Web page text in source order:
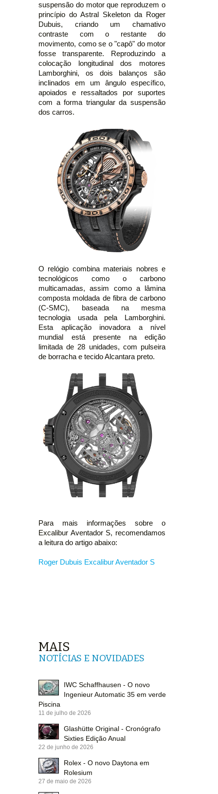
suspensão do motor que reproduzem o
princípio do Astral Skeleton da Roger
Dubuis, criando um chamativo
contraste com o restante do
movimento, como se o "capô" do motor
fosse transparente. Reproduzindo a
colocação longitudinal dos motores
Lamborghini, os dois balanços são
inclinados em um ângulo específico,
apoiados e ressaltados por suportes
com a forma triangular da suspensão
dos carros.
O relógio combina materiais nobres e
tecnológicos como o carbono
multicamadas, assim como a lâmina
composta moldada de fibra de carbono
(C-SMC), baseada na mesma
tecnologia usada pela Lamborghini.
Esta aplicação inovadora a nível
mundial está presente na edição
limitada de 28 unidades, com pulseira
de borracha e tecido Alcantara preto.
Para mais informações sobre o
Excalibur Aventador S, recomendamos
a leitura do artigo abaixo:
Roger Dubuis Excalibur Aventador S
MAIS
NOTÍCIAS E NOVIDADES
IWC Schaffhausen - O novo
Ingenieur Automatic 35 em verde
Piscina
11 de julho de 2026
Glashütte Original - Cronógrafo
Sixties Edição Anual
22 de junho de 2026
Rolex - O novo Daytona em
Rolesium
27 de maio de 2026